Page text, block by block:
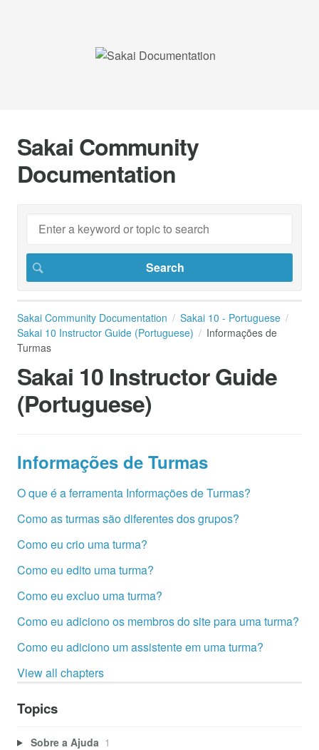
Sakai Community
Documentation
Sakai Community Documentation
Sakai 10 - Portuguese
Sakai 10 Instructor Guide (Portuguese)
Informações de
Turmas
Sakai 10 Instructor Guide
(Portuguese)
Informações de Turmas
O que é a ferramenta Informações de Turmas?
Como as turmas são diferentes dos grupos?
Como eu crio uma turma?
Como eu edito uma turma?
Como eu excluo uma turma?
Como eu adiciono os membros do site para uma turma?
Como eu adiciono um assistente em uma turma?
View all chapters
Topics
Sobre a Ajuda 1